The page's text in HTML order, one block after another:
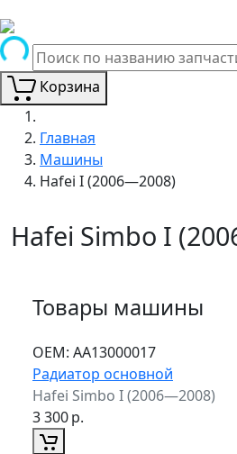
Корзина
Главная
Машины
Hafei I (2006—2008)
Hafei Simbo I
Товары машины
ОЕМ: AA13000017
Радиатор основной
Hafei Simbo I (2006—2008)
3 300р.